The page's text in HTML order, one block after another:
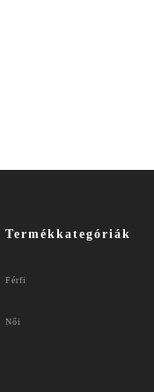
Termékkategóriák
Férfi
Női